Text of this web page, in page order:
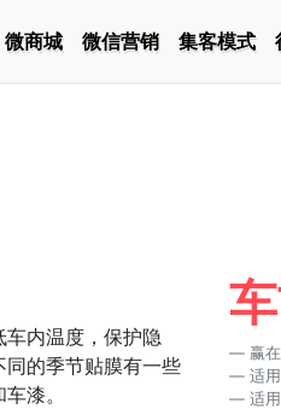
微商城 微信营销 集客模式
内温度，保护隐
的季节贴膜有一些
漆。
赢
适
适